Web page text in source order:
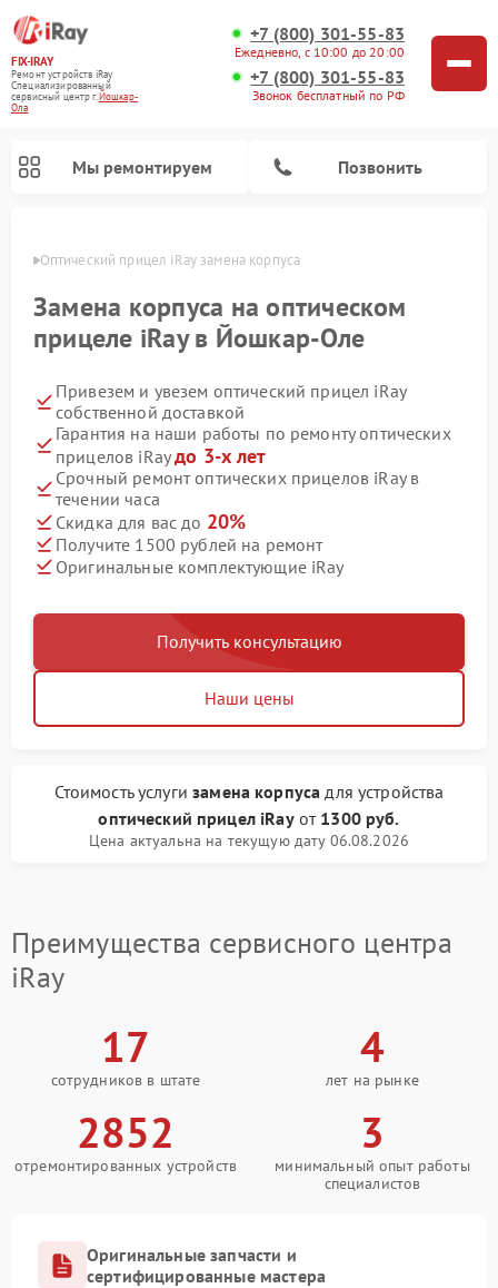
FIX-IRAY
Ремонт устройств iRay
Специализированный
cервисный центр г.Йошкар-
Ола
+7 (800) 301-55-83
Ежедневно, с 10:00 до 20:00
+7 (800) 301-55-83
Звонок бесплатный по РФ
Мы ремонтируем Позвонить
Оптический прицел iRay замена корпуса
Замена корпуса на оптическом
прицеле iRay в Йошкар-Оле
Привезем и увезем оптический прицел iRay
собственной доставкой
Гарантия на наши работы по ремонту оптических
прицелов iRayдо 3-х лет
Срочный ремонт оптических прицелов iRay в
течении часа
Скидка для вас до 20%
Получите 1500 рублей на ремонт
Оригинальные комплектующие iRay
Получить консультацию
Наши цены
Стоимость услугизамена корпуса для устройства
оптический прицел iRayот 1300 руб.
Цена актуальна на текущую дату 06.08.2026
Преимущества сервисного центра
iRay
17
сотрудников в штате
4
лет на рынке
2852
отремонтированных устройств
3
минимальный опыт работы
специалистов
Оригинальные запчасти и
сертифицированные мастера